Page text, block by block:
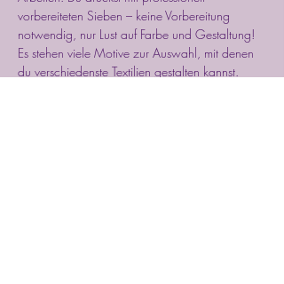
vorbereiteten Sieben – keine Vorbereitung
notwendig, nur Lust auf Farbe und Gestaltung!
Es stehen viele Motive zur Auswahl, mit denen
du verschiedenste Textilien gestalten kannst.